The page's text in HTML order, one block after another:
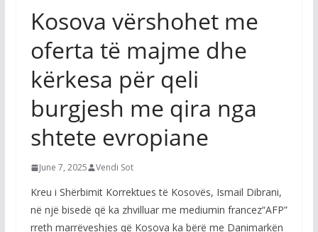
Kosova vërshohet me
oferta të majme dhe
kërkesa për qeli
burgjesh me qira nga
shtete evropiane
June 7, 2025 Vendi Sot
Kreu i Shërbimit Korrektues të Kosovës, Ismail Dibrani,
në një bisedë që ka zhvilluar me mediumin francez“AFP”
rreth marrëveshjes që Kosova ka bërë me Danimarkën